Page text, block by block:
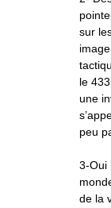
sur
le
une
peu
3-Oui
de la